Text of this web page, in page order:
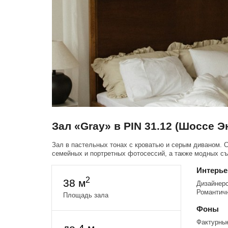
Зал «Gray» в PIN 31.12 (Шоссе
Зал в пастельных тонах с кроватью и серым диваном.
семейных и портретных фотосессий, а также модных
38 м2
Площадь зала
Фоны